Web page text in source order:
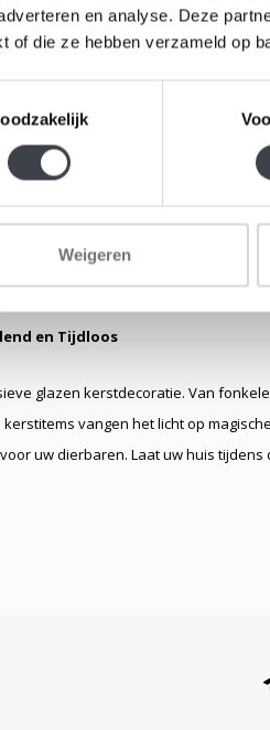
en analyse. Deze
of die ze hebben verzameld op
Weigeren
u
en Tijdloos
glazen kerstdecoratie. Van
vangen het licht op
uw dierbaren. Laat uw huis